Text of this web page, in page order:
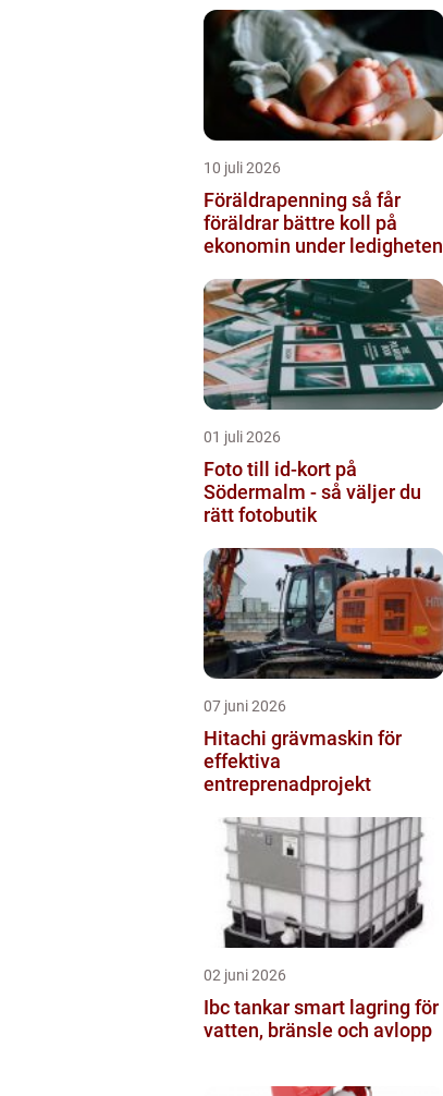
10 juli 2026
Föräldrapenning så får
föräldrar bättre koll på
ekonomin under ledigheten
01 juli 2026
Foto till id-kort på
Södermalm - så väljer du
rätt fotobutik
07 juni 2026
Hitachi grävmaskin för
effektiva
entreprenadprojekt
02 juni 2026
Ibc tankar smart lagring för
vatten, bränsle och avlopp